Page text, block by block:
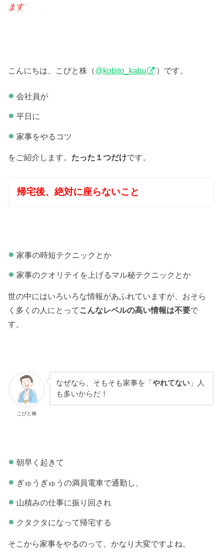
ます
こんにちは、こびと株（@kobito_kabu ）です。
会社員が
平日に
家事をやるコツ
をご紹介します。 たった１つだけです。
帰宅後、絶対に座らないこと
家事の時短テクニックとか
家事のクオリテイを上げるマル秘テクニックとか
世の中にはいろいろな情報があふれていますが、おそら
く多くの人にとって こんなレベルの高い情報は不要で
す。
こびと株
なぜなら、そもそも家事を「 やれてない」人
も多いからだ！
朝早く起きて
ぎゅうぎゅうの満員電車で通勤し、
山積みの仕事に振り回され
クタクタになって帰宅する
そこから家事をやるのって、かなり大変ですよね。